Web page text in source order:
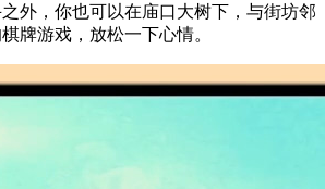
外，你也可以在庙口大树下，与街坊邻
牌游戏，放松一下心情。